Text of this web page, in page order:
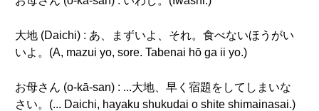
大地 (Daichi) : あ、まずいよ、それ。食べないほうがい
いよ。(A, mazui yo, sore. Tabenai hō ga ii yo.)
お母さん (o-kā-san) : ...大地、早く宿題をしてしまいな
さい。(... Daichi, hayaku shukudai o shite shimainasai.)